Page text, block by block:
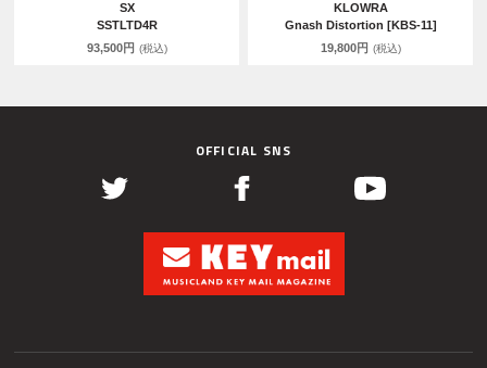
SX
SSTLTD4R
93,500円 (税込)
KLOWRA
Gnash Distortion [KBS-11]
19,800円 (税込)
OFFICIAL SNS